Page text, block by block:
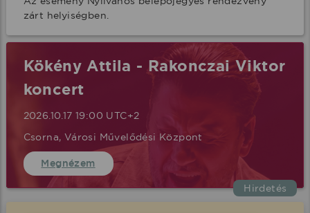
zárt helyiségben.
Hirdetés
Kökény Attila - Rakonczai Viktor
koncert
2026.10.17 19:00 UTC+2
Csorna, Városi Művelődési Központ
Megnézem